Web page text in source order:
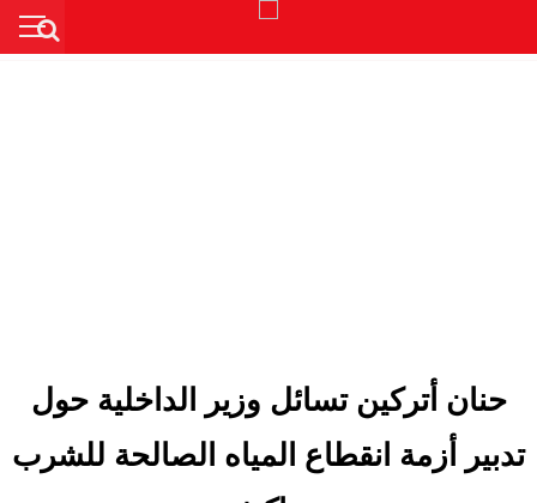
حنان أتركين تسائل وزير الداخلية حول
تدبير أزمة انقطاع المياه الصالحة للشرب